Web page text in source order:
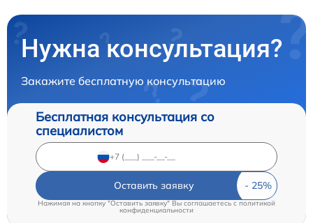
Нужна консультация?
Закажите бесплатную консультацию
Бесплатная консультация со
специалистом
Оставить заявку
Нажимая на кнопку "Оставить заявку" Вы соглашаетесь cполитикой
конфиденциальности